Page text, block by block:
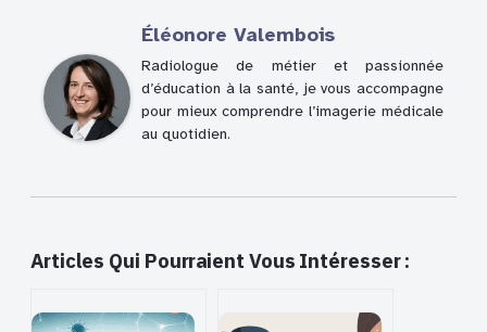
Éléonore Valembois
Radiologue de métier et passionnée
d’éducation à la santé, je vous accompagne
pour mieux comprendre l’imagerie médicale
au quotidien.
Articles Qui Pourraient Vous Intéresser :